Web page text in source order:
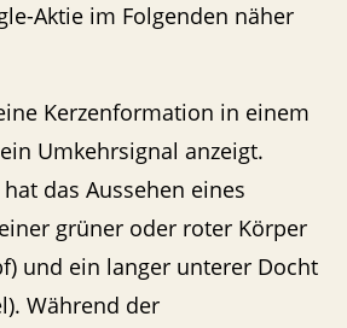
Aktie im Folgenden näher
Kerzenformation in einem
Umkehrsignal anzeigt.
das Aussehen eines
grüner oder roter Körper
und ein langer unterer Docht
Während der